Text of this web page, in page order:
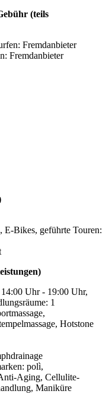
(teils
Fremdanbieter
Fremdanbieter
E-Bikes, geführte Touren:
Uhr - 19:00 Uhr,
1
Hotstone
polì,
Aging, Cellulite-
Maniküre